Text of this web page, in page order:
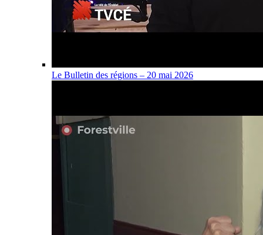
Le Bulletin des régions – 20 mai 2026